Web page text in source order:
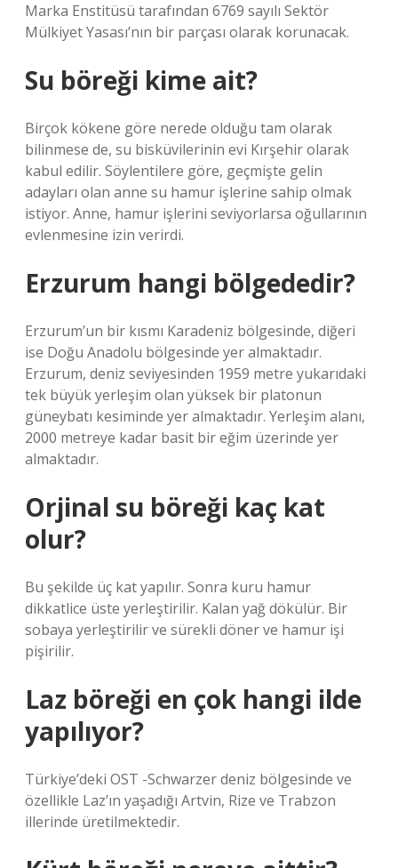
Marka Enstitüsü tarafından 6769 sayılı Sektör
Mülkiyet Yasası’nın bir parçası olarak korunacak.
Su böreği kime ait?
Birçok kökene göre nerede olduğu tam olarak
bilinmese de, su bisküvilerinin evi Kırşehir olarak
kabul edilir. Söylentilere göre, geçmişte gelin
adayları olan anne su hamur işlerine sahip olmak
istiyor. Anne, hamur işlerini seviyorlarsa oğullarının
evlenmesine izin verirdi.
Erzurum hangi bölgededir?
Erzurum’un bir kısmı Karadeniz bölgesinde, diğeri
ise Doğu Anadolu bölgesinde yer almaktadır.
Erzurum, deniz seviyesinden 1959 metre yukarıdaki
tek büyük yerleşim olan yüksek bir platonun
güneybatı kesiminde yer almaktadır. Yerleşim alanı,
2000 metreye kadar basit bir eğim üzerinde yer
almaktadır.
Orjinal su böreği kaç kat
olur?
Bu şekilde üç kat yapılır. Sonra kuru hamur
dikkatlice üste yerleştirilir. Kalan yağ dökülür. Bir
sobaya yerleştirilir ve sürekli döner ve hamur işi
pişirilir.
Laz böreği en çok hangi ilde
yapılıyor?
Türkiye’deki OST -Schwarzer deniz bölgesinde ve
özellikle Laz’ın yaşadığı Artvin, Rize ve Trabzon
illerinde üretilmektedir.